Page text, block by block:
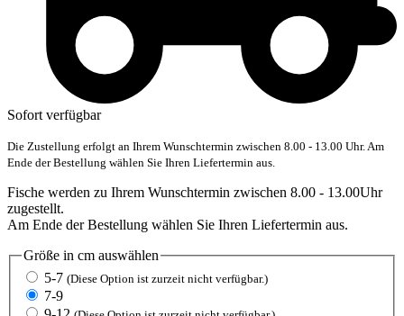
Sofort verfügbar
Die Zustellung erfolgt an Ihrem Wunschtermin zwischen 8.00 - 13.00 Uhr. Am
Ende der Bestellung wählen Sie Ihren Liefertermin aus.
Fische werden zu Ihrem Wunschtermin zwischen 8.00 - 13.00Uhr
zugestellt.
Am Ende der Bestellung wählen Sie Ihren Liefertermin aus.
Größe in cm auswählen
5-7 (Diese Option ist zurzeit nicht verfügbar.)
7-9